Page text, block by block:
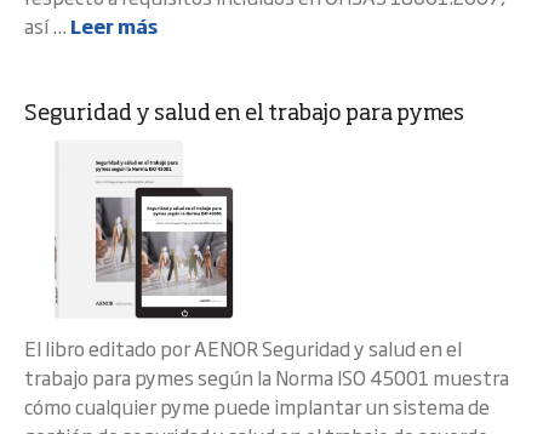
así ... Leer más
Seguridad y salud en el trabajo para pymes
El libro editado por AENOR Seguridad y salud en el
trabajo para pymes según la Norma ISO 45001 muestra
cómo cualquier pyme puede implantar un sistema de